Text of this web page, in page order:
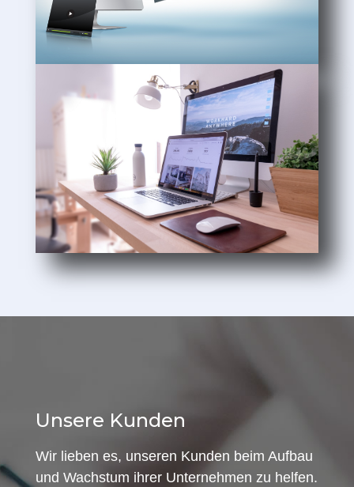
Unsere Kunden
Wir lieben es, unseren Kunden beim Aufbau
und Wachstum ihrer Unternehmen zu helfen.